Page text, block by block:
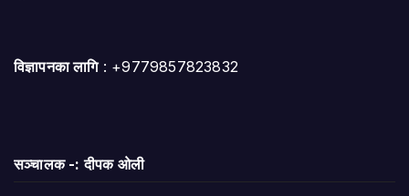
विज्ञापनका लागि: +9779857823832
सञ्चालक -: दीपक ओली